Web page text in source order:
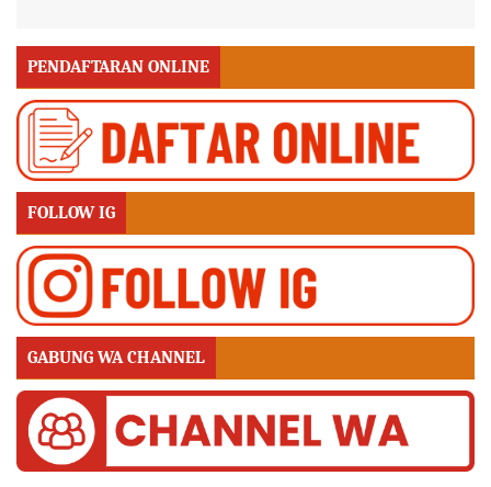
PENDAFTARAN ONLINE
FOLLOW IG
GABUNG WA CHANNEL